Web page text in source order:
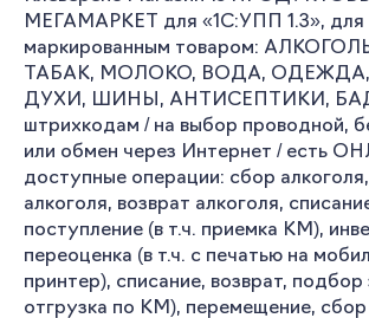
МЕГАМАРКЕТ для «1С:УПП 1.3», для
маркированным товаром:
ТАБАК, МОЛОКО, ВОДА,
ДУХИ, ШИНЫ, АНТИСЕПТИКИ, БАД
штрихкодам / на выбор проводной,
или обмен через Интернет / есть
доступные операции: сбор
алкоголя, возврат алкоголя,
поступление (в т.ч. приемка КМ),
переоценка (в т.ч. с печатью на
принтер), списание, возврат, подбор
отгрузка по КМ), перемещение,